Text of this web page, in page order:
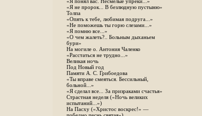
«Я понял вас. Несмелые упреки...»
«Я не пророк... В безлюдную пустыню»
Толпа
«Опять к тебе, любимая подруга...»
«Не поможешь ты горю слезами...»
«Я помню все...»
«О чем жалеть?.. Больным дыханьем
бури»
На могиле о. Антония Чаленко
«Расстаться не трудно...»
Великая ночь
Под Новый год
Памяти А. С. Грибоедова
«Ты вправе смеяться. Бессильный,
больной...»
«Я сделал все... За призраками счастья»
Страстная неделя («Ночь великих
испытаний...»)
На Пасху («Христос воскрес!» —